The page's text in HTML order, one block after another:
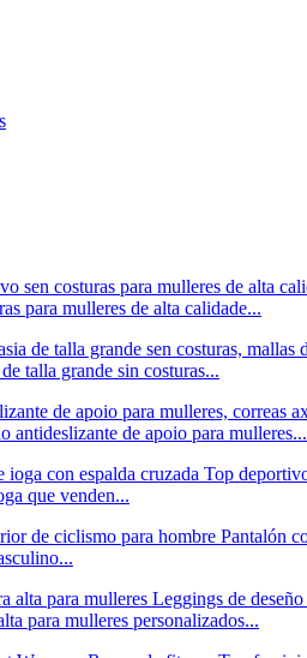
para mulleres de alta calidade...
talla grande sin costuras...
antideslizante de apoio para mulleres...
que venden...
para mulleres personalizados...